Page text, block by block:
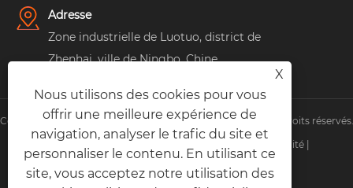
Adresse
Zone industrielle de Luotuo, district de
Zhenhai, ville de Ningbo, Chine
Copyright © Raydafon Technology Group Co., Limited Tous droits réservés.
Links
RSS politique de confidentialité
X
Nous utilisons des cookies pour vous
offrir une meilleure expérience de
navigation, analyser le trafic du site et
personnaliser le contenu. En utilisant ce
site, vous acceptez notre utilisation des